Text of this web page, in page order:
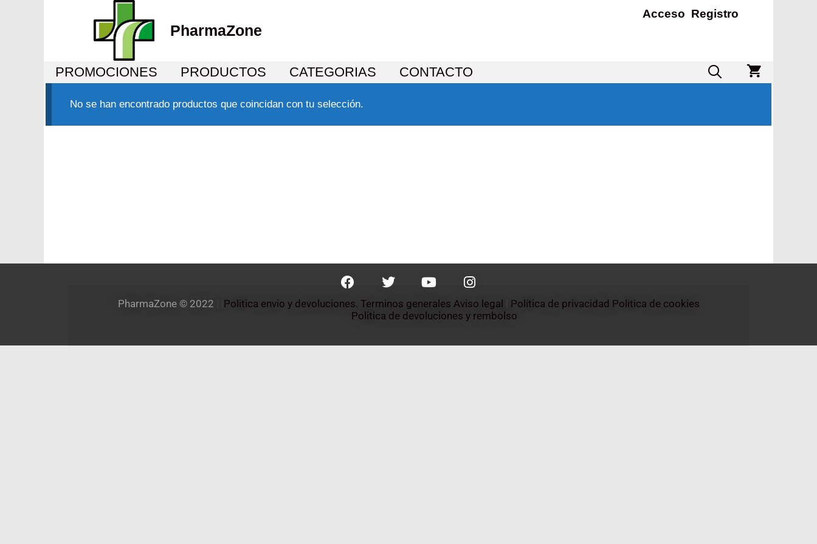
Acceso Registro
PharmaZone
PROMOCIONES PRODUCTOS CATEGORIAS CONTACTO
No se han encontrado productos que coincidan con tu selección.
PharmaZone © 2022 Politica envio y devoluciones. Terminos generales Aviso legal Política de privacidad Politica de cookies
Politica de devoluciones y rembolso